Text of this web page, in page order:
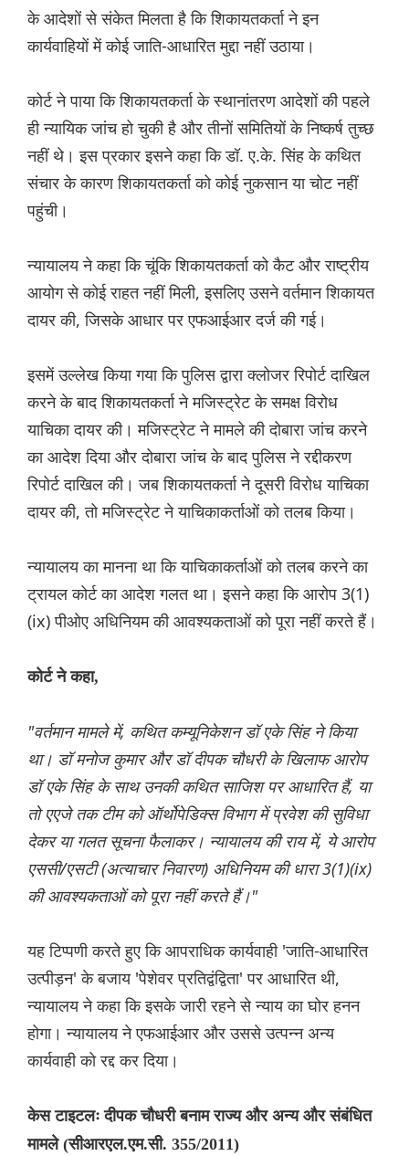
के आदेशों से संकेत मिलता है कि शिकायतकर्ता ने इन
कार्यवाहियों में कोई जाति-आधारित मुद्दा नहीं उठाया।
कोर्ट ने पाया कि शिकायतकर्ता के स्थानांतरण आदेशों की पहले
ही न्यायिक जांच हो चुकी है और तीनों समितियों के निष्कर्ष तुच्छ
नहीं थे। इस प्रकार इसने कहा कि डॉ. ए.के. सिंह के कथित
संचार के कारण शिकायतकर्ता को कोई नुकसान या चोट नहीं
पहुंची।
न्यायालय ने कहा कि चूंकि शिकायतकर्ता को कैट और राष्ट्रीय
आयोग से कोई राहत नहीं मिली, इसलिए उसने वर्तमान शिकायत
दायर की, जिसके आधार पर एफआईआर दर्ज की गई।
इसमें उल्लेख किया गया कि पुलिस द्वारा क्लोजर रिपोर्ट दाखिल
करने के बाद शिकायतकर्ता ने मजिस्ट्रेट के समक्ष विरोध
याचिका दायर की। मजिस्ट्रेट ने मामले की दोबारा जांच करने
का आदेश दिया और दोबारा जांच के बाद पुलिस ने रद्दीकरण
रिपोर्ट दाखिल की। ​​जब शिकायतकर्ता ने दूसरी विरोध याचिका
दायर की, तो मजिस्ट्रेट ने याचिकाकर्ताओं को तलब किया।
न्यायालय का मानना ​​था कि याचिकाकर्ताओं को तलब करने का
ट्रायल कोर्ट का आदेश गलत था। इसने कहा कि आरोप 3(1)
(ix) पीओए अधिनियम की आवश्यकताओं को पूरा नहीं करते हैं।
कोर्ट ने कहा,
"वर्तमान मामले में, कथित कम्यूनिकेशन डॉ एके सिंह ने किया
था। डॉ मनोज कुमार और डॉ दीपक चौधरी के खिलाफ आरोप
डॉ एके सिंह के साथ उनकी कथित साजिश पर आधारित हैं, या
तो एएजे तक टीम को ऑर्थोपेडिक्स विभाग में प्रवेश की सुविधा
देकर या गलत सूचना फैलाकर। न्यायालय की राय में, ये आरोप
एससी/एसटी (अत्याचार निवारण) अधिनियम की धारा 3(1)(ix)
की आवश्यकताओं को पूरा नहीं करते हैं।"
यह टिप्पणी करते हुए कि आपराधिक कार्यवाही 'जाति-आधारित
उत्पीड़न' के बजाय 'पेशेवर प्रतिद्वंद्विता' पर आधारित थी,
न्यायालय ने कहा कि इसके जारी रहने से न्याय का घोर हनन
होगा। न्यायालय ने एफआईआर और उससे उत्पन्न अन्य
कार्यवाही को रद्द कर दिया।
केस टाइटलः दीपक चौधरी बनाम राज्य और अन्य और संबंधित
मामले (सीआरएल.एम.सी. 355/2011)